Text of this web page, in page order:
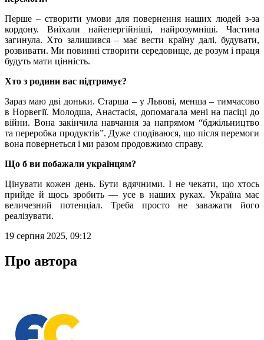
Перше – створити умови для повернення наших людей з-за
кордону. Виїхали найенергійніші, найрозумніші. Частина
загинула. Хто залишився – має вести країну далі, будувати,
розвивати. Ми повинні створити середовище, де розум і праця
будуть мати цінність.
Хто з родини вас підтримує?
Зараз маю дві доньки. Старша – у Львові, менша – тимчасово
в Норвегії. Молодша, Анастасія, допомагала мені на пасіці до
війни. Вона закінчила навчання за напрямом “бджільництво
та переробка продуктів”. Дуже сподіваюся, що після перемоги
вона повернеться і ми разом продовжимо справу.
Що б ви побажали українцям?
Цінувати кожен день. Бути вдячними. І не чекати, що хтось
прийде й щось зробить — усе в наших руках. Україна має
величезний потенціал. Треба просто не заважати його
реалізувати.
19 серпня 2025, 09:12
Про автора